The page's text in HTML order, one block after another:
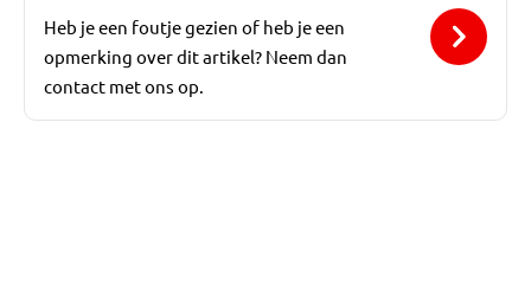
Heb je een foutje gezien of heb je een
opmerking over dit artikel? Neem dan
contact met ons op.